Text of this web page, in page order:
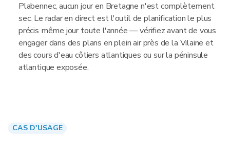
Plabennec, aucun jour en Bretagne n'est complètement
sec. Le radar en direct est l'outil de planification le plus
précis même jour toute l'année — vérifiez avant de vous
engager dans des plans en plein air près de la Vilaine et
des cours d'eau côtiers atlantiques ou sur la péninsule
atlantique exposée.
CAS D'USAGE